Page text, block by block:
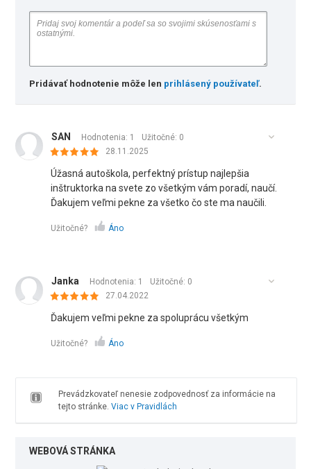
Pridávať hodnotenie môže len prihlásený používateľ.
SAN Hodnotenia: 1 Užitočné: 0
28.11.2025
Úžasná autoškola, perfektný prístup najlepšia
inštruktorka na svete zo všetkým vám poradí, naučí.
Ďakujem veľmi pekne za všetko čo ste ma naučili.
Užitočné? Áno
Janka Hodnotenia: 1 Užitočné: 0
27.04.2022
Ďakujem veľmi pekne za spoluprácu všetkým
Užitočné? Áno
Prevádzkovateľ nenesie zodpovednosť za informácie na
tejto stránke. Viac v Pravidlách
WEBOVÁ STRÁNKA